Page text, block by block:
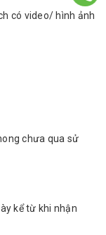
có video/ hình ảnh
chưa qua sử
kể từ khi nhận